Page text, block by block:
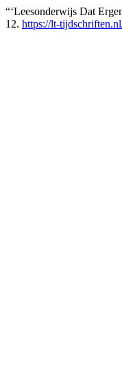
“‘Leesonderwijs Dat
12. https://lt-